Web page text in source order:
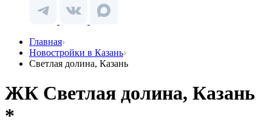
Главная
Новостройки в Казань
Светлая долина, Казань
ЖК Светлая долина, Казань
*